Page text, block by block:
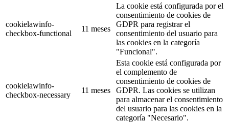
cookielawinfo-
checkbox-functional
11 meses
La cookie está configurada por el
consentimiento de cookies de
GDPR para registrar el
consentimiento del usuario para
las cookies en la categoría
"Funcional".
cookielawinfo-
checkbox-necessary
11 meses
Esta cookie está configurada por
el complemento de
consentimiento de cookies de
GDPR. Las cookies se utilizan
para almacenar el consentimiento
del usuario para las cookies en la
categoría "Necesario".